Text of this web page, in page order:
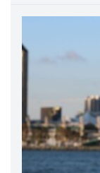
professionali